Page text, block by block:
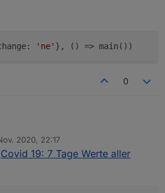
'ne' }, () => main())
0
ich schonmal angesprochen hatte:
2020, 22:17
19: 7 Tage Werte aller